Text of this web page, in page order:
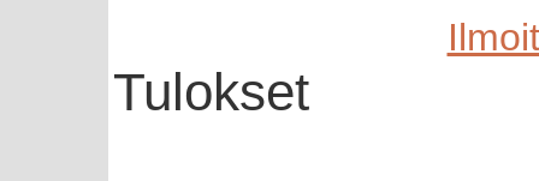
Tulokset